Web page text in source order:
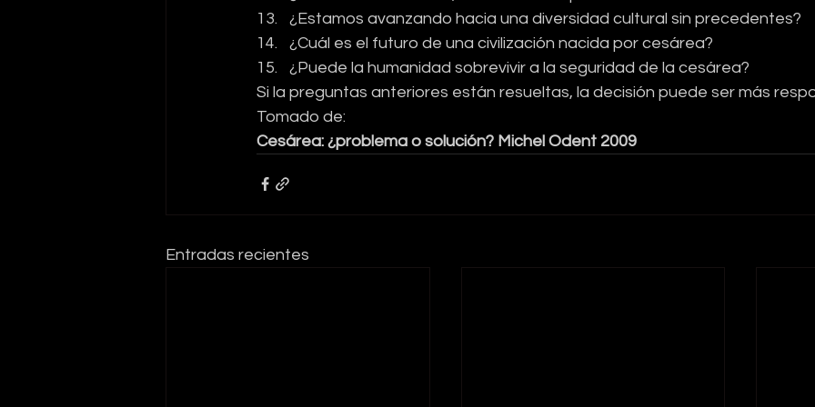
¿Estamos avanzando hacia una diversidad cultural sin precedentes?
¿Cuál es el futuro de una civilización nacida por cesárea?
¿Puede la humanidad sobrevivir a la seguridad de la cesárea?
Si la preguntas anteriores están resueltas, la decisión puede ser más
Tomado de:
Cesárea: ¿problema o solución? Michel Odent 2009
Entradas recientes